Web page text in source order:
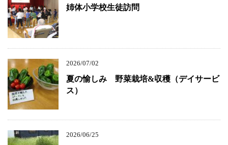
姉体小学校生徒訪問
2026/07/02
夏の愉しみ 野菜栽培&収穫（デイサービ
ス）
2026/06/25